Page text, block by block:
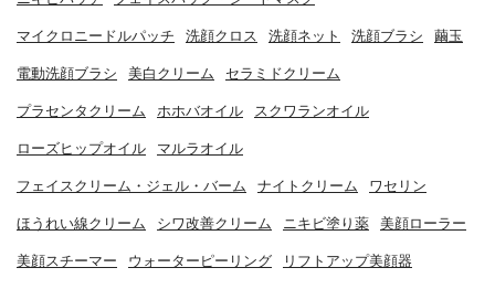
マイクロニードルパッチ 洗顔クロス 洗顔ネット 洗顔ブラシ 繭玉
電動洗顔ブラシ 美白クリーム セラミドクリーム
プラセンタクリーム ホホバオイル スクワランオイル
ローズヒップオイル マルラオイル
フェイスクリーム・ジェル・バーム ナイトクリーム ワセリン
ほうれい線クリーム シワ改善クリーム ニキビ塗り薬 美顔ローラー
美顔スチーマー ウォーターピーリング リフトアップ美顔器